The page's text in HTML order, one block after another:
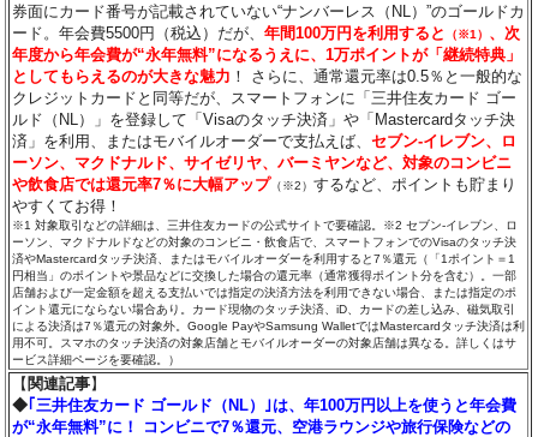
券面にカード番号が記載されていない“ナンバーレス（NL）”のゴールドカ
ード。年会費5500円（税込）だが、年間100万円を利用すると （※1） 、次
年度から年会費が“永年無料”になるうえに、1万ポイントが「継続特典」
としてもらえるのが大きな魅力 ！ さらに、通常還元率は0.5％と一般的な
クレジットカードと同等だが、スマートフォンに「三井住友カード ゴー
ルド（NL）」を登録して「Visaのタッチ決済」や「Mastercardタッチ決
済」を利用、またはモバイルオーダーで支払えば、セブン‐イレブン、ロ
ーソン、マクドナルド、サイゼリヤ、バーミヤンなど、対象のコンビニ
や飲食店では還元率7％に大幅アップ （※2）するなど、ポイントも貯まり
やすくてお得！
※1 対象取引などの詳細は、三井住友カードの公式サイトで要確認。※2 セブン‐イレブン、ロ
ーソン、マクドナルドなどの対象のコンビニ・飲食店で、スマートフォンでのVisaのタッチ決
済やMastercardタッチ決済、またはモバイルオーダーを利用すると7％還元（「1ポイント＝1
円相当」のポイントや景品などに交換した場合の還元率（通常獲得ポイント分を含む）。一部
店舗および一定金額を超える支払いでは指定の決済方法を利用できない場合、または指定のポ
イント還元にならない場合あり。カード現物のタッチ決済、iD、カードの差し込み、磁気取引
による決済は7％還元の対象外。Google PayやSamsung WalletではMastercardタッチ決済は利
用不可。スマホのタッチ決済の対象店舗とモバイルオーダーの対象店舗は異なる。詳しくはサ
ービス詳細ページを要確認。）
【 関連記事】
◆ ｢三井住友カード ゴールド（NL）｣は、年100万円以上を使うと年会費
が“永年無料”に！ コンビニで7％還元、空港ラウンジや旅行保険などの